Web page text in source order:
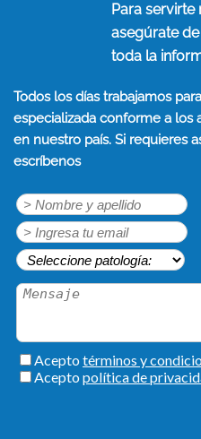
Para servirte
asegúrate
toda la
Todos los días trabajamos
especializada conforme a los
en nuestro país. Si requieres
escríbenos